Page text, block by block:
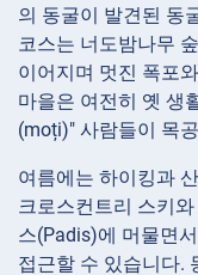
의 동굴이 발견된 동
코스는 너도밤나무
이어지며 멋진 폭포
마을은 여전히 옛 생
(moți)" 사람들이 목
여름에는 하이킹과
크로스컨트리 스키
스(Padis)에 머물면
접근할 수 있습니다.